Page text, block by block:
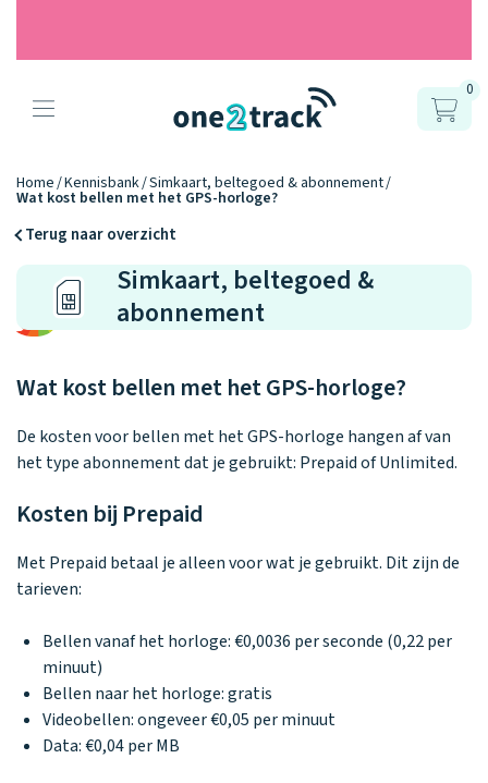
Producten
Onze gps
horloges
Connect
YOU
Connect
NEXT
Connect
UP
Horloges
vergelijken
Tweedekans
horloges
Ontdek alle
Accessoires
Opladers
Ontdek alle
accessoires
Personaliseer
icoon en maak
je horloge
Hoe werkt
het?
Ontdek hoe
het werkt
Zo werken het
one2track-app
Handleiding
Blogs
Ons verhaal
Recensies
Stichting
Jarige Job
0
Home Kennisbank Simkaart, beltegoed & abonnement
Wat kost bellen met het GPS-horloge?
Terug naar overzicht
Simkaart, beltegoed &
abonnement
Wat kost bellen met het GPS-horloge?
De kosten voor bellen met het GPS-horloge hangen af van
het type abonnement dat je gebruikt: Prepaid of Unlimited.
Kosten bij Prepaid
Met Prepaid betaal je alleen voor wat je gebruikt. Dit zijn de
tarieven:
Bellen vanaf het horloge: €0,0036 per seconde (0,22 per
minuut)
Bellen naar het horloge: gratis
Videobellen: ongeveer €0,05 per minuut
Data: €0,04 per MB